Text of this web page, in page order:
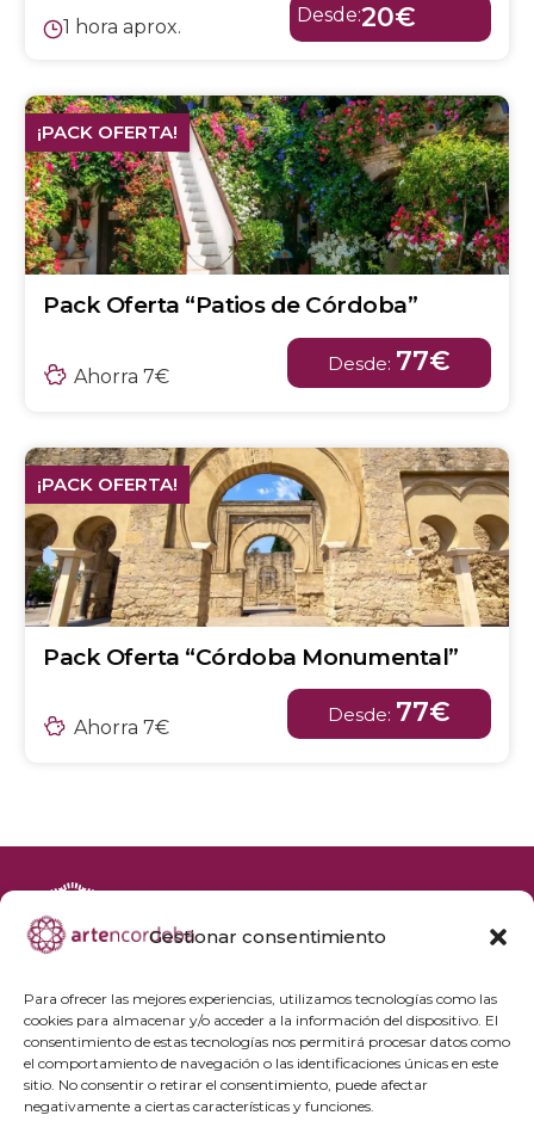
Gestionar consentimiento
Para ofrecer las mejores experiencias, utilizamos tecnologías como las
cookies para almacenar y/o acceder a la información del dispositivo. El
consentimiento de estas tecnologías nos permitirá procesar datos como
el comportamiento de navegación o las identificaciones únicas en este
sitio. No consentir o retirar el consentimiento, puede afectar
negativamente a ciertas características y funciones.
1 hora aprox.
Desde:20€
¡PACK OFERTA!
Pack Oferta “Patios de Córdoba”
Ahorra 7€
Desde: 77€
¡PACK OFERTA!
Pack Oferta “Córdoba Monumental”
Ahorra 7€
Desde: 77€
Agenda cultural
Preguntas frecuentes
Grupos privados